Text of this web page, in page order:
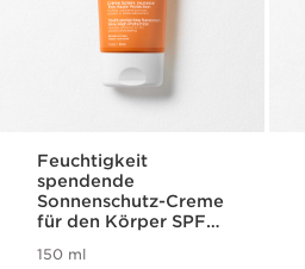
Feuchtigkeit
spendende
Sonnenschutz-Creme
für den Körper SPF
150 ml